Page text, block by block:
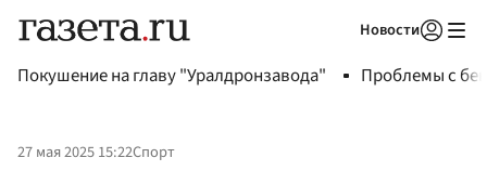
Новости
Покушение на главу "Уралдронзавода" Проблемы с
27 мая 2025 15:22Спорт